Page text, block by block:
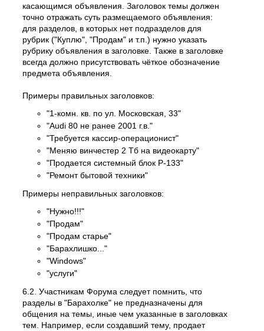
касающимся объявления. Заголовок темы должен
точно отражать суть размещаемого объявления:
для разделов, в которых нет подразделов для
рубрик ("Куплю", "Продам" и т.п.) нужно указать
рубрику объявления в заголовке. Также в заголовке
всегда должно присутствовать чёткое обозначение
предмета объявления.
Примеры правильных заголовков:
"1-комн. кв. по ул. Московская, 33"
"Audi 80 не ранее 2001 г.в."
"Требуется кассир-операционист"
"Меняю винчестер 2 Тб на видеокарту"
"Продается системный блок P-133"
"Ремонт бытовой техники"
Примеры неправильных заголовков:
"Нужно!!!"
"Продам"
"Продам старье"
"Барахлишко..."
"Windows"
"услуги"
6.2. Участникам Форума следует помнить, что
разделы в "Барахолке" не предназначены для
общения на темы, иные чем указанные в заголовках
тем. Например, если создавший тему, продает